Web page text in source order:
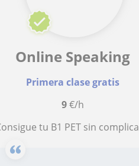
Online Speaking
Primera clase gratis
9€/h
Consigue tu B1 PET sin complicaciones. Clases Online a tu ritmo este verano